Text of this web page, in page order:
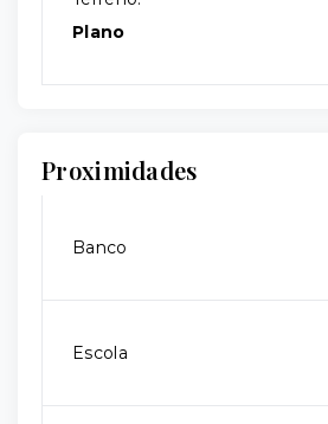
Plano
Proximidades
Banco
Escola